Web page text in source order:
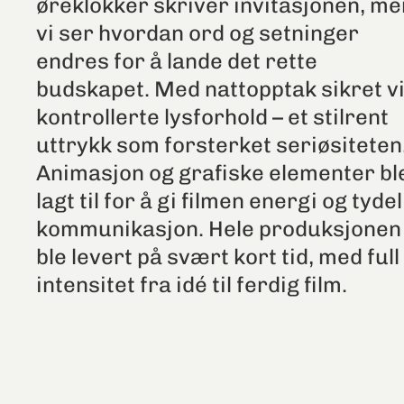
vi ser hvordan ord og setninger
endres for å lande det rette
budskapet. Med nattopptak sikret vi
kontrollerte lysforhold – et stilrent
uttrykk som forsterket
Animasjon og grafiske elementer
lagt til for å gi filmen energi og
kommunikasjon. Hele produksjonen
ble levert på svært kort tid, med full
intensitet fra idé til ferdig film.